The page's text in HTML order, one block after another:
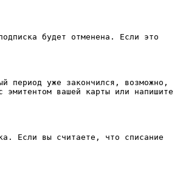
будет отменена. Если это
период уже закончился, возможно,
вашей карты или напишите
Если вы считаете, что списание